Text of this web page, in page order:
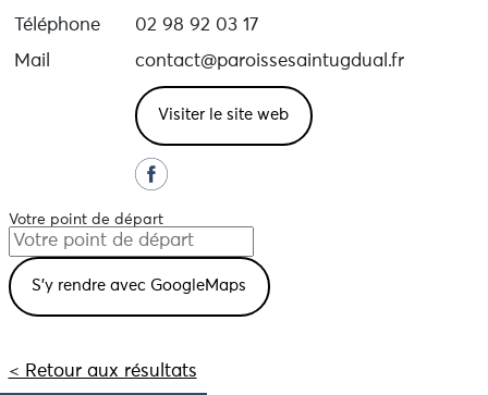
Téléphone
02 98 92 03 17
Mail
contact@paroissesaintugdual.fr
Visiter le site web
Votre point de départ
< Retour aux résultats